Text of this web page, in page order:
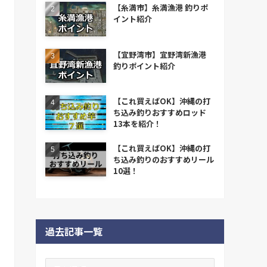
【糸満市】糸満漁港 釣りポ
イント紹介
【宜野湾市】宜野湾新漁港
釣りポイント紹介
【これ買えばOK】沖縄の打
ち込み釣りおすすめロッド
13本を紹介！
【これ買えばOK】沖縄の打
ち込み釣りのおすすめリール
10選！
過去記事一覧